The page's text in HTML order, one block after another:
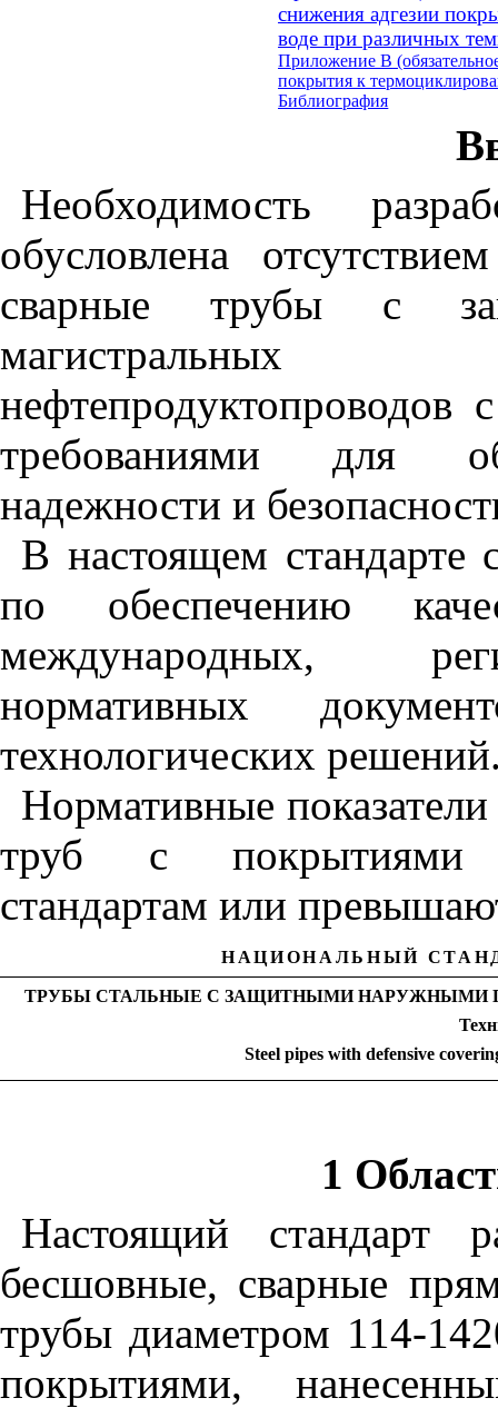
снижения адгезии
воде при различных
Приложение В
покрытия к
Библиография
Необходимость
обусловлена
сварные трубы с
магистральных
требованиями для
надежности и
В настоящем стандарте
по обеспечению
международных,
нормативных
технологических
Нормативные показатели
труб с покрытиями
стандартам или
НАЦИОНАЛЬНЫЙ
ТРУБЫ СТАЛЬНЫЕ С ЗАЩИТНЫМИ НАРУЖНЫМИ
Steel pipes with defensive
1
Настоящий стандарт
бесшовные, сварные
трубы диаметром 114-
покрытиями,